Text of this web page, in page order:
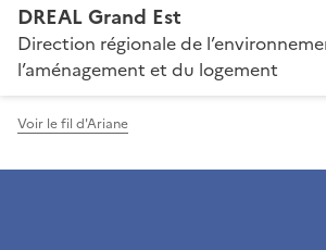
DREAL Grand Est
Direction régionale de
l’aménagement et du logement
Voir le fil d'Ariane